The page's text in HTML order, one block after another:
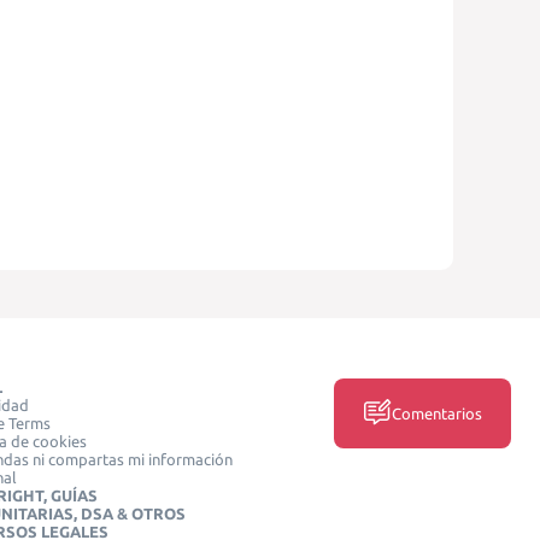
Terms
de cookies
ni compartas mi información
GUÍAS
DSA & OTROS
LEGALES
Comentarios